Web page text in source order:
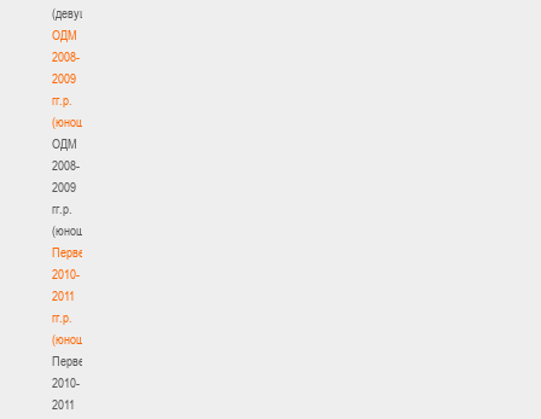
(девушки)
ОДМ
2008-
2009
гг.р.
(юноши)
ОДМ
2008-
2009
гг.р.
(юноши)
Первенство
2010-
2011
гг.р.
(юноши)
Первенство
2010-
2011